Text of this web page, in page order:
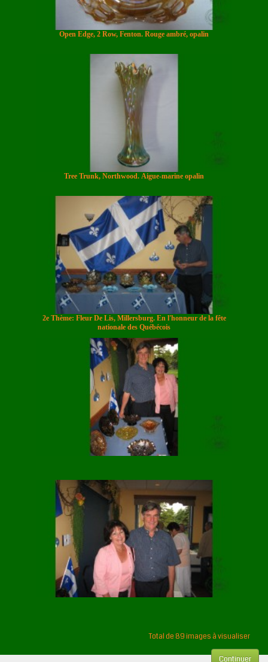
Open Edge, 2 Row, Fenton. Rouge ambré, opalin
Tree Trunk, Northwood. Aigue-marine opalin
2e Thème: Fleur De Lis, Millersburg. En l'honneur de la fête
nationale des Québécois
Total de 89 images à visualiser
Continuer